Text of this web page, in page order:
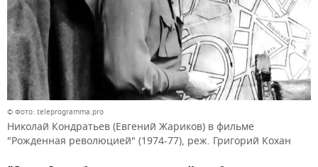
© Фото: teleprogramma.pro
Николай Кондратьев (Евгений Жариков) в фильме
"Рожденная революцией" (1974-77), реж. Григорий Кохан